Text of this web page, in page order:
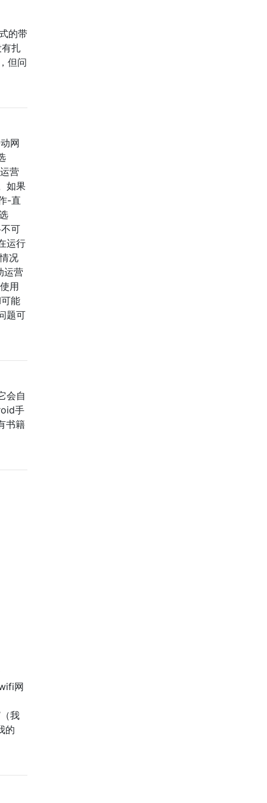
的带
扎
但问
网
营
如果
-直
可
运行
况
运营
用
能
题可
会自
手
书籍
网
我
的